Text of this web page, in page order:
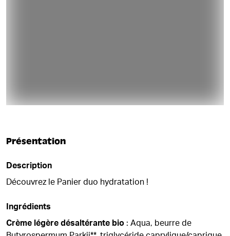
Présentation
Description
Découvrez le Panier duo hydratation !
Ingrédients
Crème légère désaltérante bio : Aqua, beurre de